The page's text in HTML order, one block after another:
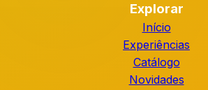
Explorar
Início
Experiências
Catálogo
Novidades